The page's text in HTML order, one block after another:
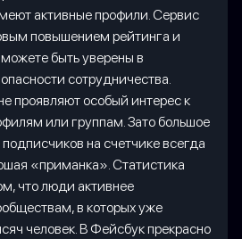
активные профили. Сервис
повышением рейтинга и
быть уверены в
сотрудничества.
проявляют особый интерес к
или группам. Зато большое
на счетчике всегда
«приманка». Статистика
что люди активнее
в которых уже
человек. В Фейсбук прекрасно